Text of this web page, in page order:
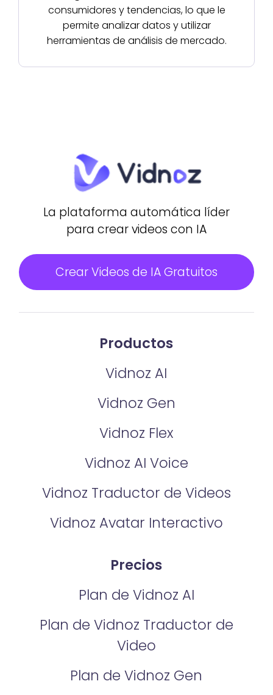
consumidores y tendencias, lo que le
permite analizar datos y utilizar
herramientas de análisis de mercado.
La plataforma automática líder
para crear videos con IA
Crear Videos de IA Gratuitos
Productos
Vidnoz AI
Vidnoz Gen
Vidnoz Flex
Vidnoz AI Voice
Vidnoz Traductor de Videos
Vidnoz Avatar Interactivo
Precios
Plan de Vidnoz AI
Plan de Vidnoz Traductor de
Video
Plan de Vidnoz Gen